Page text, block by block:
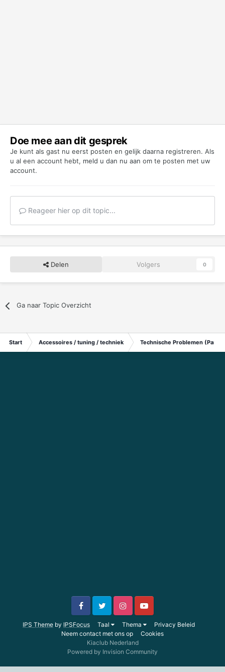
Doe mee aan dit gesprek
Je kunt als gast nu eerst posten en gelijk daarna registreren. Als
u al een account hebt, meld u dan nu aan om te posten met uw
account.
Reageer hier op dit topic...
Delen Volgers 0
Ga naar Topic Overzicht
Start Accessoires / tuning / techniek Technische Problemen
IPS Theme by IPSFocus Taal Thema
Privacy Beleid
Neem contact met ons op
Cookies
Kiaclub Nederland
Powered by Invision Community